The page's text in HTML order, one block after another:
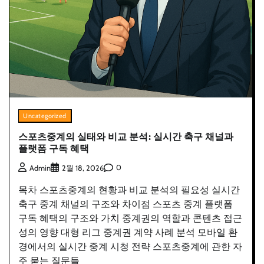
Uncategorized
스포츠중계의 실태와 비교 분석: 실시간 축구 채널과
플랫폼 구독 혜택
Admin 2월 18, 2026 0
목차 스포츠중계의 현황과 비교 분석의 필요성 실시간
축구 중계 채널의 구조와 차이점 스포츠 중계 플랫폼
구독 혜택의 구조와 가치 중계권의 역할과 콘텐츠 접근
성의 영향 대형 리그 중계권 계약 사례 분석 모바일 환
경에서의 실시간 중계 시청 전략 스포츠중계에 관한 자
주 묻는 질문들